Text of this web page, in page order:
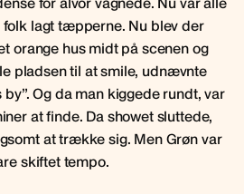
lagt tæpperne. Nu blev der
orange hus midt på scenen og
pladsen til at smile, udnævnte
Og da man kiggede rundt, var
at finde. Da showet sluttede,
at trække sig. Men Grøn var
skiftet tempo.